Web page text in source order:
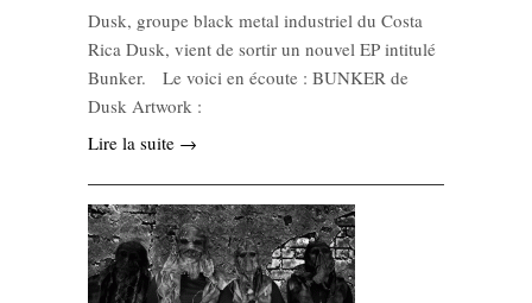
Dusk, groupe black metal industriel du Costa
Rica Dusk, vient de sortir un nouvel EP intitulé
Bunker. Le voici en écoute : BUNKER de
Dusk Artwork :
Lire la suite →